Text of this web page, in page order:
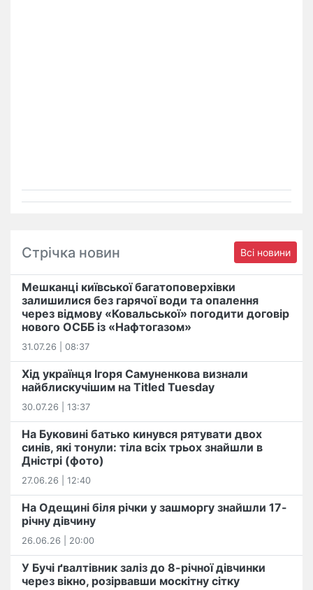
Стрічка новин Всі новини
Мешканці київської багатоповерхівки
залишилися без гарячої води та опалення
через відмову «Ковальської» погодити договір
нового ОСББ із «Нафтогазом»
31.07.26 | 08:37
Хід українця Ігоря Самуненкова визнали
найблискучішим на Titled Tuesday
30.07.26 | 13:37
На Буковині батько кинувся рятувати двох
синів, які тонули: тіла всіх трьох знайшли в
Дністрі (фото)
27.06.26 | 12:40
На Одещині біля річки у зашморгу знайшли 17-
річну дівчину
26.06.26 | 20:00
У Бучі ґвалтівник заліз до 8-річної дівчинки
через вікно, розірвавши москітну сітку